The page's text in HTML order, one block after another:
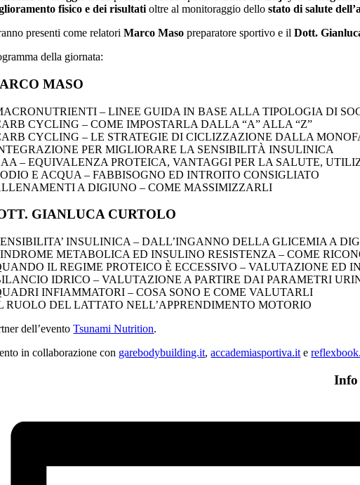
fisico e dei risultati oltre al monitoraggio dellostato di salute
presenti come relatoriMarco Maso preparatore sportivo e ilDott.
della giornata:
MASO
– LINEE GUIDA IN BASE ALLA TIPOLOGIA DI
CYCLING – COME IMPOSTARLA DALLA “A” ALLA “Z”
CYCLING – LE STRATEGIE DI CICLIZZAZIONE DALLA
PER MIGLIORARE LA SENSIBILITÀ INSULINICA
– EQUIVALENZA PROTEICA, VANTAGGI PER LA SALUTE,
E ACQUA – FABBISOGNO ED INTROITO CONSIGLIATO
A DIGIUNO – COME MASSIMIZZARLI
GIANLUCA CURTOLO
INSULINICA – DALL’INGANNO DELLA GLICEMIA A
METABOLICA ED INSULINO RESISTENZA – COME
IL REGIME PROTEICO È ECCESSIVO – VALUTAZIONE ED
IDRICO – VALUTAZIONE A PARTIRE DAI PARAMETRI
INFIAMMATORI – COSA SONO E COME VALUTARLI
RUOLO DEL LATTATO NELL’APPRENDIMENTO MOTORIO
dell’eventoTsunami Nutrition.
in collaborazione con garebodybuilding.it,accademiasportiva.it e
Info